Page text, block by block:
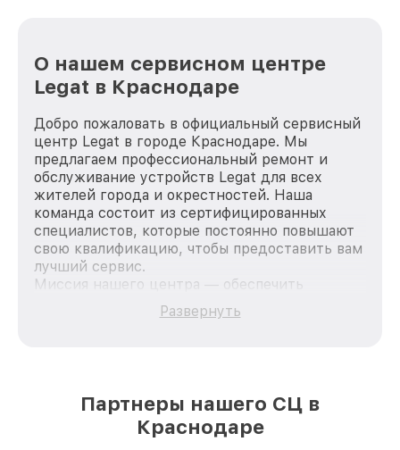
О нашем сервисном центре
Legat в Краснодаре
Добро пожаловать в официальный сервисный
центр Legat в городе Краснодаре. Мы
предлагаем профессиональный ремонт и
обслуживание устройств Legat для всех
жителей города и окрестностей. Наша
команда состоит из сертифицированных
специалистов, которые постоянно повышают
свою квалификацию, чтобы предоставить вам
лучший сервис.
Миссия нашего центра — обеспечить
качественный и доступный ремонт для
каждого пользователя продукции Legat, вне
лучшим сервисным центром Legat в городе
Краснодаре, постоянно повышая уровень
Развернуть
Партнеры нашего СЦ в
Краснодаре